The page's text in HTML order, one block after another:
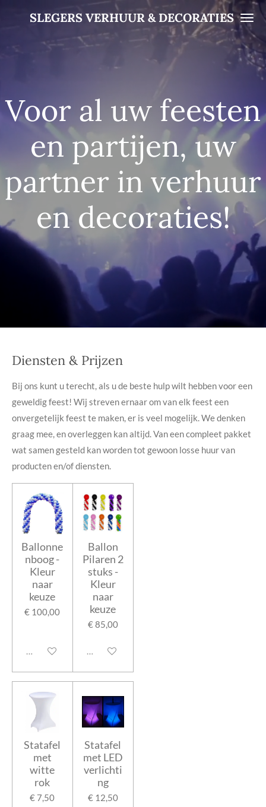
SLEGERS VERHUUR & DECORATIES
Voor al uw feesten
en partijen, uw
partner in verhuur
en decoraties!
Diensten & Prijzen
Bij ons kunt u terecht, als u de beste hulp wilt hebben voor een
geweldig feest! Wij streven ernaar om van elk feest een
onvergetelijk feest te maken, er is veel mogelijk. We denken
graag mee, en overleggen kan altijd. Van een compleet pakket
wat samen gesteld kan worden tot gewoon losse huur van
producten en/of diensten.
Ballonne
nboog -
Kleur
naar
keuze
€ 100,00
Uitgeschakeld
Ballon
Pilaren 2
stuks -
Kleur
naar
keuze
€ 85,00
Uitgeschakeld
Statafel
met
witte
rok
€ 7,50
Statafel
met LED
verlichti
ng
€ 12,50